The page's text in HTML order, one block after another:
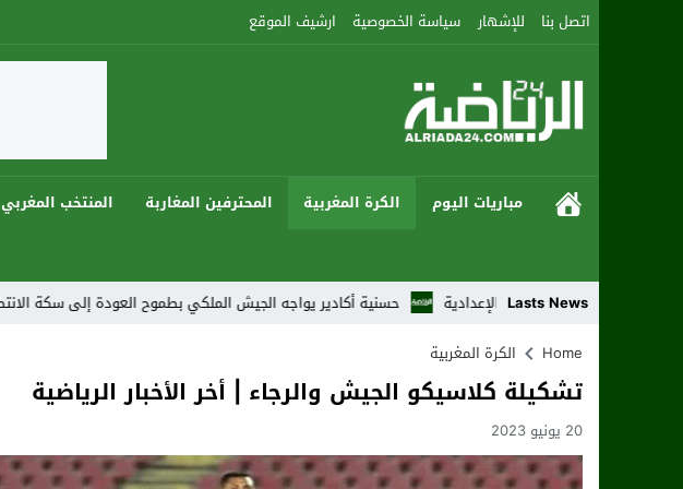
اتصل بنا للإشهار سياسة الخصوصية ارشيف الموقع
مباريات اليوم الكرة المغربية المحترفين المغاربة المنتخب المغربي
Lasts News
من النزالات الإعدادية
حسنية أكادير يواجه الجيش الملكي بطموح العودة إلى سكة الانتصارات
Home
الكرة المغربية
تشكيلة كلاسيكو الجيش والرجاء | أخر الأخبار الرياضية
20 يونيو 2023